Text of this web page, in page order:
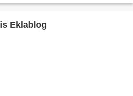
Article publié depuis Eklablog